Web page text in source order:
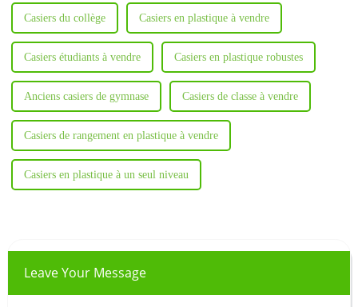
Casiers du collège Casiers en plastique à vendre
Casiers étudiants à vendre Casiers en plastique robustes
Anciens casiers de gymnase Casiers de classe à vendre
Casiers de rangement en plastique à vendre
Casiers en plastique à un seul niveau
Leave Your Message